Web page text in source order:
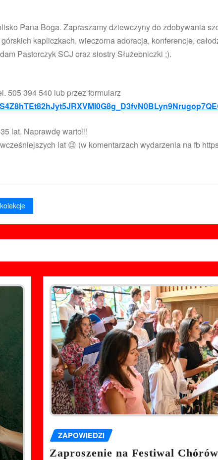
Pana Boga. Zapraszamy dziewczyny do zdobywania
kapliczkach, wieczorna adoracja, konferencje,
Pastorczyk SCJ oraz siostry Służebniczki ;).
505 394 540 lub przez formularz
lat. Naprawdę warto!!!
lat 😉 (w komentarzach wydarzenia na fb
ZAPOWIEDZI
Zaproszenie na Festiwal